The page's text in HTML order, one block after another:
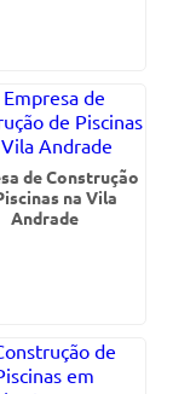
de Construção
na Vila
Andrade